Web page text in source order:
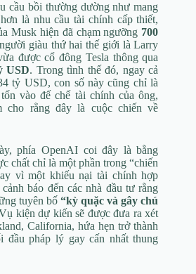
cầu bồi thường dường như mang
là nhu cầu tài chính cấp thiết,
Musk hiện đã chạm ngưỡng 700
giàu thứ hai thế giới là Larry
được cổ đông Tesla thông qua
USD. Trong tình thế đó, ngay cả
tỷ USD, con số này cũng chỉ là
vào đế chế tài chính của ông,
cho rằng đây là cuộc chiến về
phía OpenAI coi đây là bằng
chất chỉ là một phần trong “chiến
vì một khiếu nại tài chính hợp
báo đến các nhà đầu tư rằng
tuyên bố“kỳ quặc và gây chú
kiện dự kiến sẽ được đưa ra xét
California, hứa hẹn trở thành
đầu pháp lý gay cấn nhất thung